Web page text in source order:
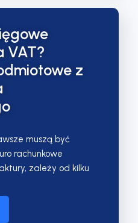
VAT?
z
muszą być
rachunkowe
zależy od kilku